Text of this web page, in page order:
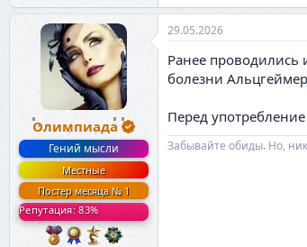
Олимпиада
Гений мысли
Местные
Постер месяца № 1
Репутация: 83%
29.05.2026
Ранее проводились
болезни
Перед
Забывайте обиды. Но,